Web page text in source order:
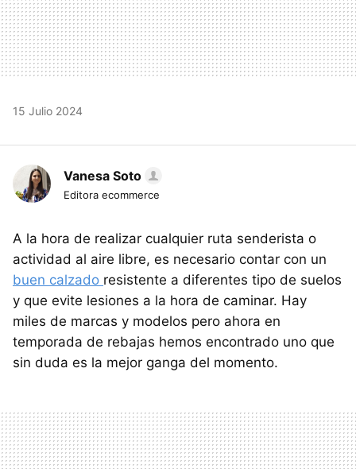
15 Julio 2024
Vanesa Soto
Editora ecommerce
A la hora de realizar cualquier ruta senderista o
actividad al aire libre, es necesario contar con un
buen calzado resistente a diferentes tipo de suelos
y que evite lesiones a la hora de caminar. Hay
miles de marcas y modelos pero ahora en
temporada de rebajas hemos encontrado uno que
sin duda es la mejor ganga del momento.